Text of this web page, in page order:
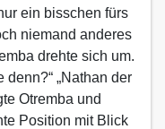
ein bisschen fürs
niemand anderes
drehte sich um.
„Nathan der
Otremba und
Position mit Blick